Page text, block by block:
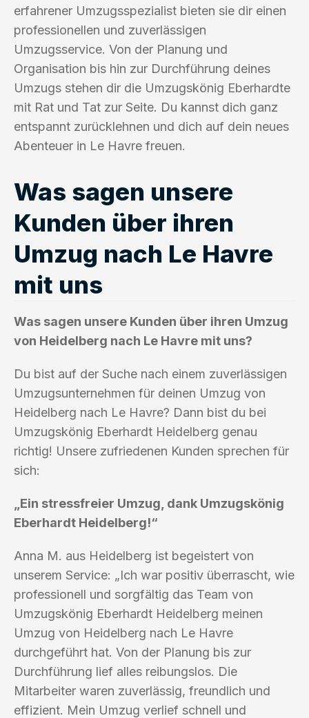
erfahrener Umzugsspezialist bieten sie dir einen
professionellen und zuverlässigen
Umzugsservice. Von der Planung und
Organisation bis hin zur Durchführung deines
Umzugs stehen dir die Umzugskönig Eberhardte
mit Rat und Tat zur Seite. Du kannst dich ganz
entspannt zurücklehnen und dich auf dein neues
Abenteuer in Le Havre freuen.
Was sagen unsere
Kunden über ihren
Umzug nach Le Havre
mit uns
Was sagen unsere Kunden über ihren Umzug
von Heidelberg nach Le Havre mit uns?
Du bist auf der Suche nach einem zuverlässigen
Umzugsunternehmen für deinen Umzug von
Heidelberg nach Le Havre? Dann bist du bei
Umzugskönig Eberhardt Heidelberg genau
richtig! Unsere zufriedenen Kunden sprechen für
sich:
„Ein stressfreier Umzug, dank Umzugskönig
Eberhardt Heidelberg!“
Anna M. aus Heidelberg ist begeistert von
unserem Service: „Ich war positiv überrascht, wie
professionell und sorgfältig das Team von
Umzugskönig Eberhardt Heidelberg meinen
Umzug von Heidelberg nach Le Havre
durchgeführt hat. Von der Planung bis zur
Durchführung lief alles reibungslos. Die
Mitarbeiter waren zuverlässig, freundlich und
effizient. Mein Umzug verlief schnell und